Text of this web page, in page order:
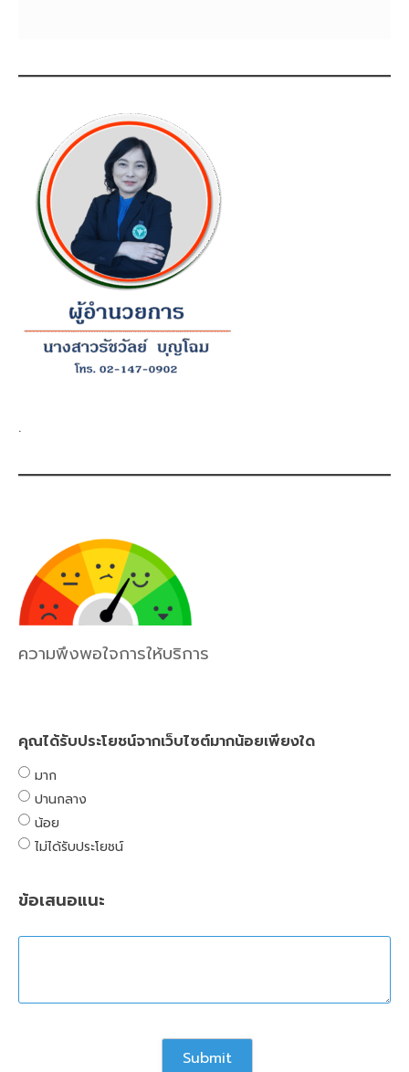
.
ความพึงพอใจการให้บริการ
คุณได้รับประโยชน์จากเว็บไซต์มากน้อยเพียงใด
มาก
ปานกลาง
น้อย
ไม่ได้รับประโยชน์
ข้อเสนอแนะ